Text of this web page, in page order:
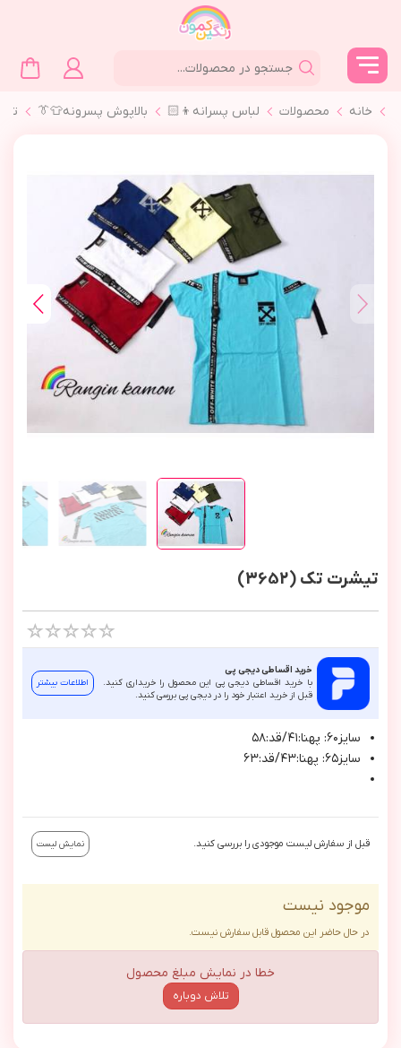
خانه محصولات لباس پسرانه👦🏻 بالاپوش پسرونه👕👔
تیشرت تک (3652)
خرید اقساطی دیجی پی
با خرید اقساطی دیجی پی این محصول را خریداری کنید.
قبل از خرید اعتبار خود را در دیجی پی بررسی کنید.
اطلاعات بیشتر
سايز٦٠: پهنا:٤١/قد:٥٨
سايز٦٥: پهنا:٤٣/قد:٦٣
قبل از سفارش لیست موجودی را بررسی کنید. نمایش لیست
موجود نیست
در حال حاضر این محصول قابل سفارش نیست.
خطا در نمایش مبلغ محصول
تلاش دوباره